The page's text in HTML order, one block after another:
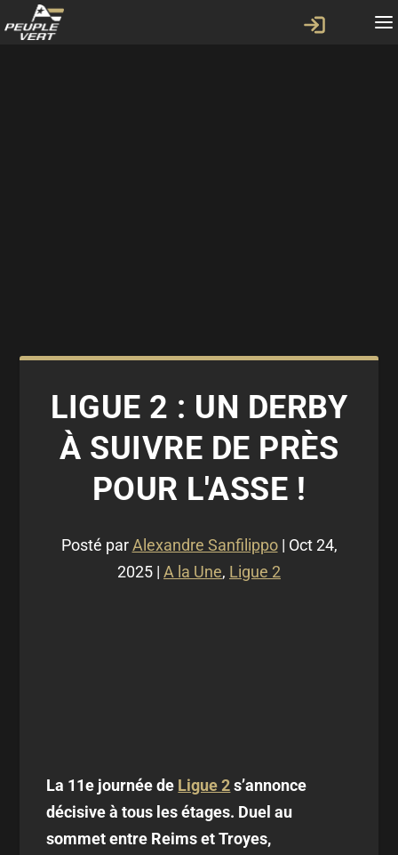
LIGUE 2 : UN DERBY
À SUIVRE DE PRÈS
POUR L'ASSE !
Posté parAlexandre Sanfilippo| Oct 24,
2025 | A la Une, Ligue 2
La 11e journée de Ligue 2s’annonce
décisive à tous les étages. Duel au
sommet entre Reims et Troyes,